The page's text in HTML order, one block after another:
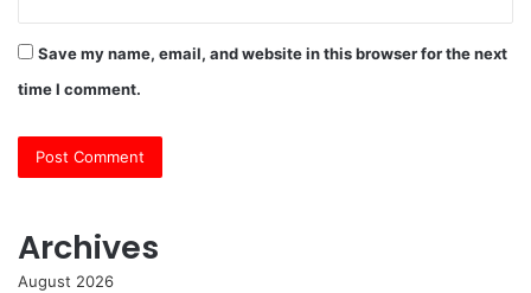
Save my name, email, and website in this browser for the next
time I comment.
Archives
August 2026